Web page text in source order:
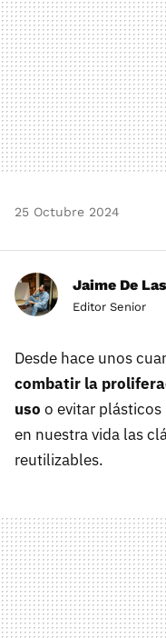
25 Octubre 2024
Jaime De
Editor Senior
Desde hace unos
combatir la
uso o evitar
en nuestra vida las
reutilizables.